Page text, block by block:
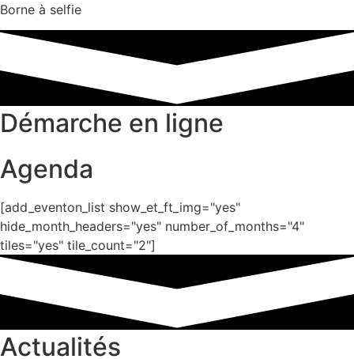
Borne à selfie
Démarche en ligne
Agenda
[add_eventon_list show_et_ft_img="yes"
hide_month_headers="yes" number_of_months="4"
tiles="yes" tile_count="2"]
Actualités